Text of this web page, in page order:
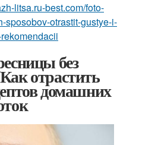
litsa.ru-best.com/foto-
sposobov-otrastit-gustye-i-
без
отрастить
домашних